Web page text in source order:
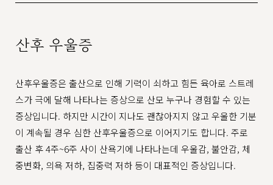
산후 우울증​
산후우울증은 출산으로 인해 기력이 쇠하고 힘든 육아로 스트레
스가 극에 달해 나타나는 증상으로 산모 누구나 경험할 수 있는
증상입니다. 하지만 시간이 지나도 괜찮아지지 않고 우울한 기분
이 계속될 경우 심한 산후우울증으로 이어지기도 합니다. 주로
출산 후 4주~6주 사이 산욕기에 나타나는데 우울감, 불안감, 체
중변화, 의욕 저하, 집중력 저하 등이 대표적인 증상입니다.